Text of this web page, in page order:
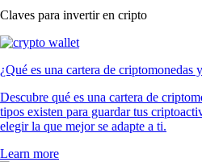
Claves para invertir en cripto
¿Qué es una cartera de criptomonedas
Descubre qué es una cartera de
tipos existen para guardar tus
elegir la que mejor se adapte a ti.
Learn more